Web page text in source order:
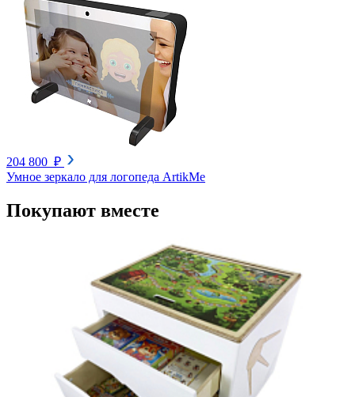
204 800 ₽
Умное зеркало для логопеда ArtikMe
Покупают вместе